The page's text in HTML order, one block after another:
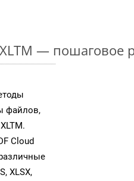
— пошаговое
файлов,
Cloud
XLSX,